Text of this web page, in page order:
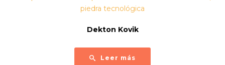
Dekton Kovik
Leer más